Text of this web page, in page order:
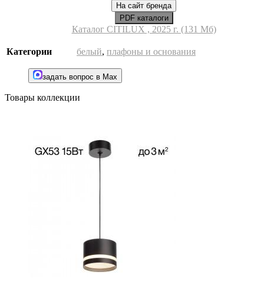
На сайт бренда
PDF каталоги
Каталог CITILUX , 2025 г. (131 Мб)
Категории белый, плафоны и основания
задать вопрос в Max
Товары коллекции